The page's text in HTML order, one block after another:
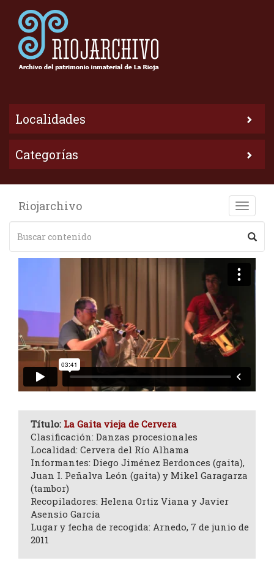
Localidades
Categorías
Toggle
Riojarchivo
Título: La Gaita vieja de Cervera
Clasificación: Danzas procesionales
Localidad: Cervera del Río Alhama
Informantes: Diego Jiménez Berdonces (gaita),
Juan I. Peñalva León (gaita) y Mikel Garagarza
(tambor)
Recopiladores: Helena Ortiz Viana y Javier
Asensio García
Lugar y fecha de recogida: Arnedo, 7 de junio de
2011